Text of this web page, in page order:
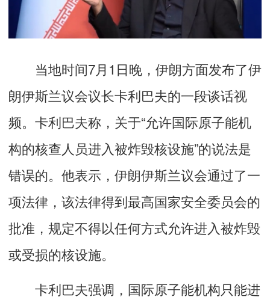
当地时间7月1日晚，伊朗方面发布了伊
朗伊斯兰议会议长卡利巴夫的一段谈话视
频。卡利巴夫称，关于“允许国际原子能机
构的核查人员进入被炸毁核设施”的说法是
错误的。他表示，伊朗伊斯兰议会通过了一
项法律，该法律得到最高国家安全委员会的
批准，规定不得以任何方式允许进入被炸毁
或受损的核设施。
卡利巴夫强调，国际原子能机构只能进